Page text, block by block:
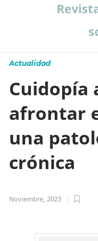
Actualidad
Cuidopía
afrontar
una
crónica
Noviembre, 2023